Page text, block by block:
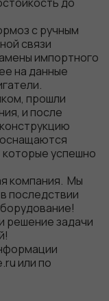
с ручным
связи
импортного
на данные
прошли
и после
оснащаются
успешно
компания. Мы
последствии
решение задачи
или по
и
Они
чтобы
работал.